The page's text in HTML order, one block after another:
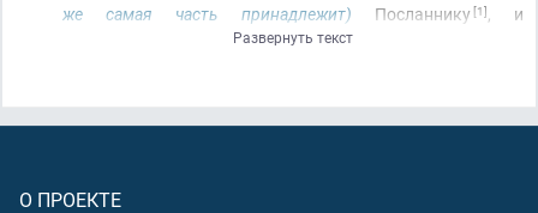
же самая часть принадлежит) Посланнику[1], и
(Посланника), и сиротам, и бедным, и
два войска. И Аллах над всякой вещью мощен!
Развернуть текст
О ПРОЕКТЕ